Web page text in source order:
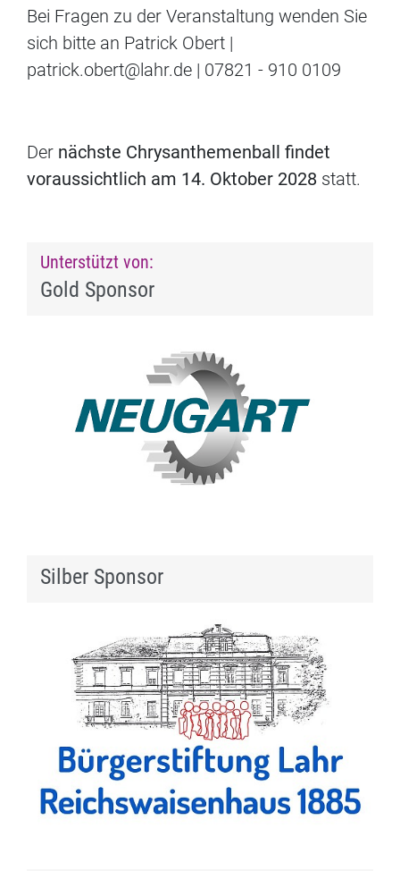
Bei Fragen zu der Veranstaltung wenden Sie
sich bitte an Patrick Obert |
patrick.obert@lahr.de | 07821 - 910 0109
Der nächste Chrysanthemenball findet
voraussichtlich am 14. Oktober 2028 statt.
Unterstützt von:
Gold Sponsor
Silber Sponsor